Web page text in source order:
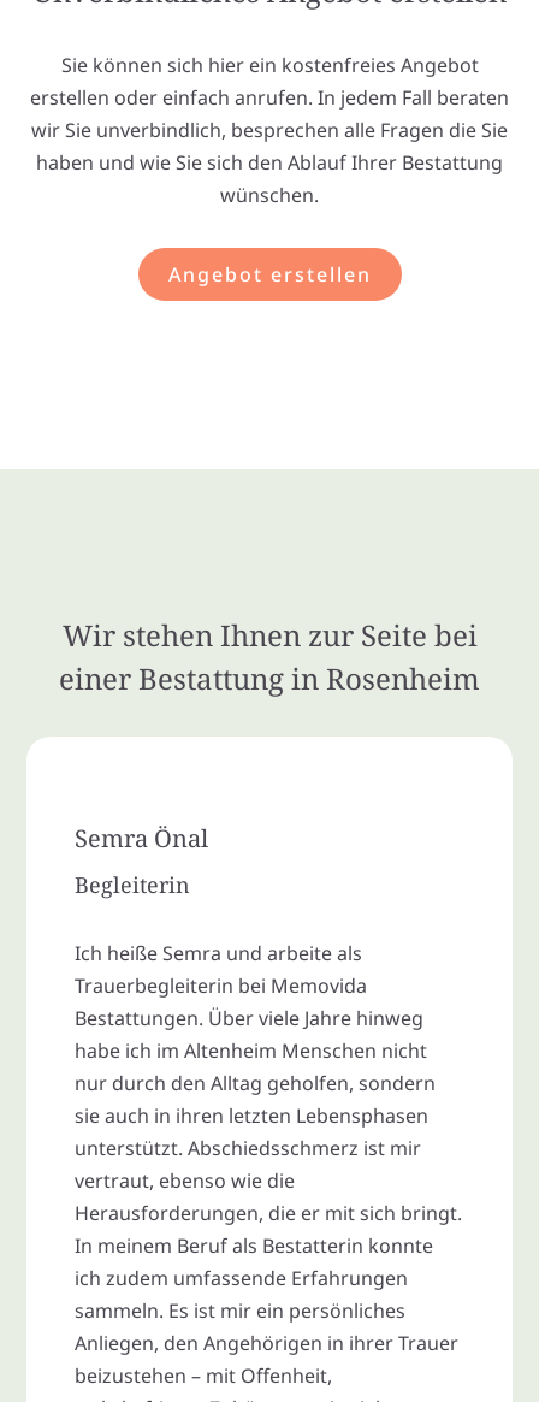
Sie können sich hier ein kostenfreies Angebot
erstellen oder einfach anrufen. In jedem Fall beraten
wir Sie unverbindlich, besprechen alle Fragen die Sie
haben und wie Sie sich den Ablauf Ihrer Bestattung
wünschen.
Angebot erstellen
Wir stehen Ihnen zur Seite bei
einer Bestattung in Rosenheim
Semra Önal
Begleiterin
Ich heiße Semra und arbeite als
Trauerbegleiterin bei Memovida
Bestattungen. Über viele Jahre hinweg
habe ich im Altenheim Menschen nicht
nur durch den Alltag geholfen, sondern
sie auch in ihren letzten Lebensphasen
unterstützt. Abschiedsschmerz ist mir
vertraut, ebenso wie die
Herausforderungen, die er mit sich bringt.
In meinem Beruf als Bestatterin konnte
ich zudem umfassende Erfahrungen
sammeln. Es ist mir ein persönliches
Anliegen, den Angehörigen in ihrer Trauer
beizustehen – mit Offenheit,